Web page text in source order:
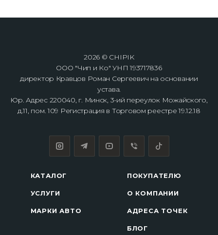
2026 © CHIPIK
ООО "Чип и Ко" УНП 193717836
директор Кравцов Роман Сергеевич на основании
устава.
Юр. Адрес 220040, г. Минск, 3-ий переулок Можайского,
д.11, пом. 109 Регистрация в Торговом реестре 19.12.18
КАТАЛОГ
УСЛУГИ
МАРКИ АВТО
ПОКУПАТЕЛЮ
О КОМПАНИИ
АДРЕСА ТОЧЕК
БЛОГ